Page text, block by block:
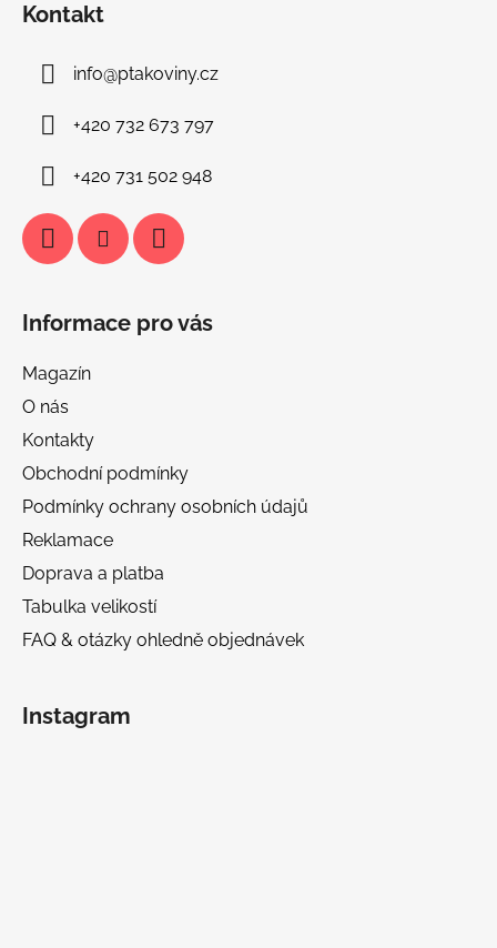
Kontakt
info@ptakoviny.cz
+420 732 673 797
+420 731 502 948
Informace pro vás
Magazín
O nás
Kontakty
Obchodní podmínky
Podmínky ochrany osobních údajů
Reklamace
Doprava a platba
Tabulka velikostí
FAQ & otázky ohledně objednávek
Instagram